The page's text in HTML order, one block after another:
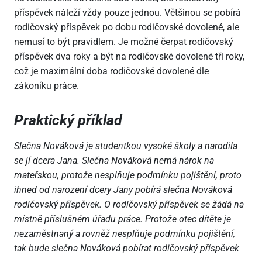
příspěvek náleží vždy pouze jednou. Většinou se pobírá
rodičovský příspěvek po dobu rodičovské dovolené, ale
nemusí to být pravidlem. Je možné čerpat rodičovský
příspěvek dva roky a být na rodičovské dovolené tři roky,
což je maximální doba rodičovské dovolené dle
zákoníku práce.
Praktický příklad
Slečna Nováková je studentkou vysoké školy a narodila
se jí dcera Jana. Slečna Nováková nemá nárok na
mateřskou, protože nesplňuje podmínku pojištění, proto
ihned od narození dcery Jany pobírá slečna Nováková
rodičovský příspěvek. O rodičovský příspěvek se žádá na
místně příslušném úřadu práce. Protože otec dítěte je
nezaměstnaný a rovněž nesplňuje podmínku pojištění,
tak bude slečna Nováková pobírat rodičovský příspěvek